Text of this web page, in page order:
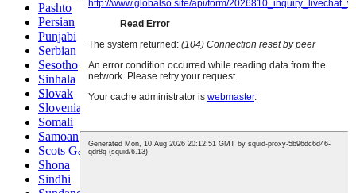
Pashto
Persian
Punjabi
Serbian
Sesotho
Sinhala
Slovak
Slovenian
Somali
Samoan
Scots Gaelic
Shona
Sindhi